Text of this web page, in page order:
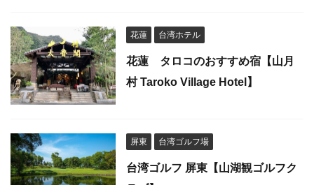
花蓮 台湾ホテル
花蓮 タロコのおすすめ宿【山月
村 Taroko Village Hotel】
屏東 台湾ゴルフ場
台湾ゴルフ 屏東【山湖観ゴルフク